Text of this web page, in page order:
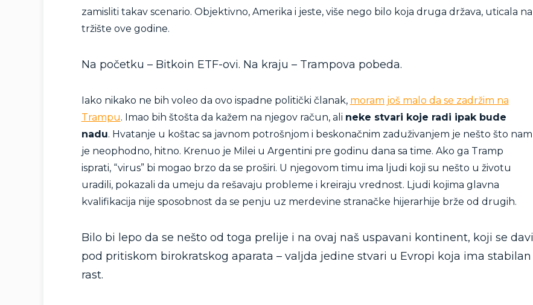
zamisliti takav scenario. Objektivno, Amerika i jeste, više nego bilo koja druga država, uticala na
tržište ove godine.
Na početku – Bitkoin ETF-ovi. Na kraju – Trampova pobeda.
Iako nikako ne bih voleo da ovo ispadne politički članak, moram još malo da se zadržim na
Trampu. Imao bih štošta da kažem na njegov račun, ali neke stvari koje radi ipak bude
nadu. Hvatanje u koštac sa javnom potrošnjom i beskonačnim zaduživanjem je nešto što nam
je neophodno, hitno. Krenuo je Milei u Argentini pre godinu dana sa time. Ako ga Tramp
isprati, “virus” bi mogao brzo da se proširi. U njegovom timu ima ljudi koji su nešto u životu
uradili, pokazali da umeju da rešavaju probleme i kreiraju vrednost. Ljudi kojima glavna
kvalifikacija nije sposobnost da se penju uz merdevine stranačke hijerarhije brže od drugih.
Bilo bi lepo da se nešto od toga prelije i na ovaj naš uspavani kontinent, koji se davi
pod pritiskom birokratskog aparata – valjda jedine stvari u Evropi koja ima stabilan
rast.